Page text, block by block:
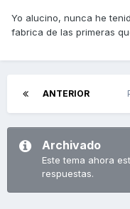
Yo alucino, nunca he
fabrica de las primeras
ANTERIOR
Archivado
Este tema ahora
respuestas.